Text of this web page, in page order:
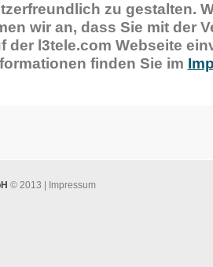
zu gestalten.
wir an, dass Sie mit der
der l3tele.com Webseite
finden Sie im
© 2013 | Impressum